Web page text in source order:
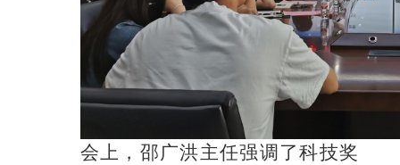
会上，邵广洪主任强调了科技奖